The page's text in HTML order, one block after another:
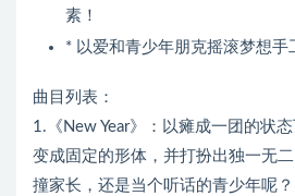
素！
* 以爱和青少年朋克摇滚梦想手
曲目列表：
1.《New Year》：以瘫成一团的状
变成固定的形体，并打扮出独一无
撞家长，还是当个听话的青少年呢？